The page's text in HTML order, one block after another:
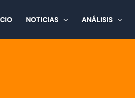
NOTICIAS ANÁLISIS